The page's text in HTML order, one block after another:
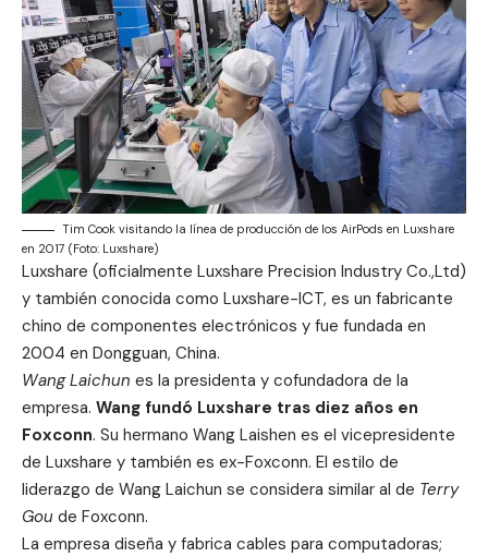
Tim Cook visitando la línea de producción de los AirPods en Luxshare
en 2017 (Foto: Luxshare)
Luxshare (oficialmente Luxshare Precision Industry Co.,Ltd)
y también conocida como Luxshare-ICT, es un fabricante
chino de componentes electrónicos y fue fundada en
2004 en Dongguan, China.
Wang Laichun es la presidenta y cofundadora de la
empresa. Wang fundó Luxshare tras diez años en
Foxconn. Su hermano Wang Laishen es el vicepresidente
de Luxshare y también es ex-Foxconn. El estilo de
liderazgo de Wang Laichun se considera similar al de Terry
Gou de Foxconn.
La empresa diseña y fabrica cables para computadoras;